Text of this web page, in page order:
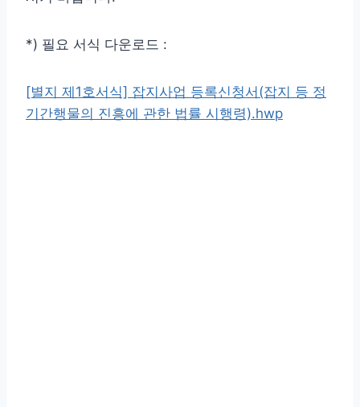
*) 필요 서식 다운로드 :
[별지 제1호서식] 잡지사업 등록신청서(잡지 등 정
기간행물의 진흥에 관한 법률 시행령).hwp